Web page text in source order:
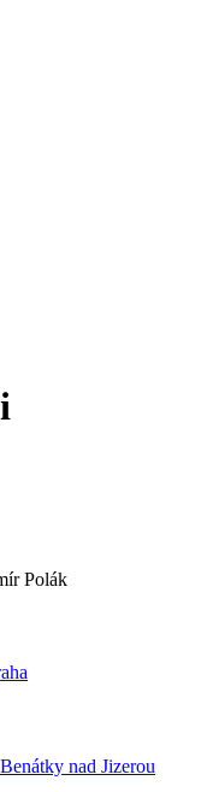
Polák
nad Jizerou